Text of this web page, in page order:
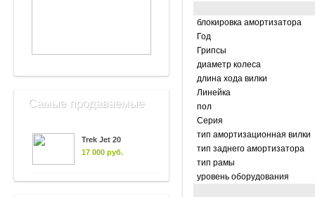
Самые продаваемые
Trek Jet 20
17 000 руб.
блокировка амортизатора
Год
Грипсы
диаметр колеса
длина хода вилки
Линейка
пол
Серия
тип амортизационная вилки
тип заднего амортизатора
тип рамы
уровень оборудования